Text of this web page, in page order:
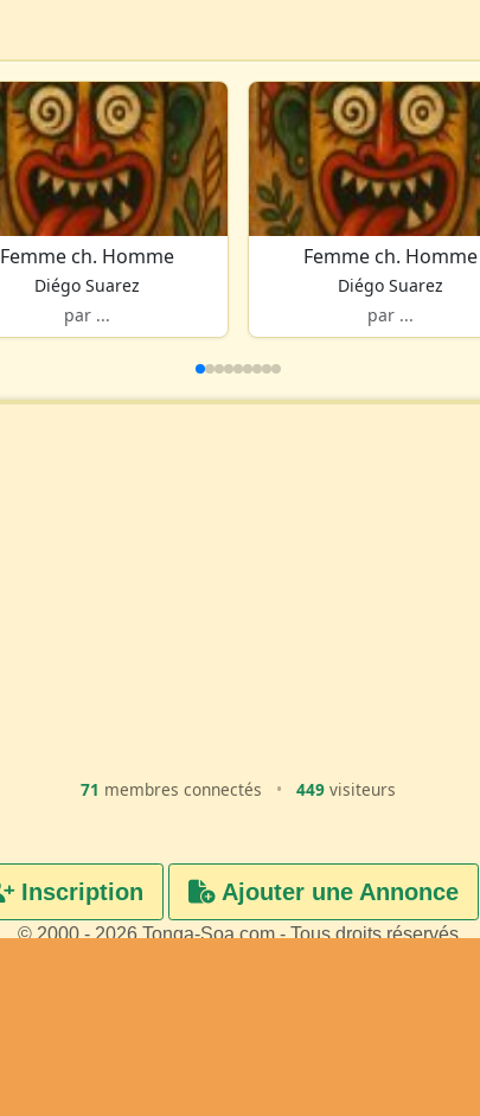
Femme ch. Homme
Diégo Suarez
par ...
Femme ch. Homme
Diégo Suarez
par ...
71 membres connectés • 449 visiteurs
Inscription Ajouter une Annonce
© 2000 - 2026 Tonga-Soa.com - Tous droits réservés